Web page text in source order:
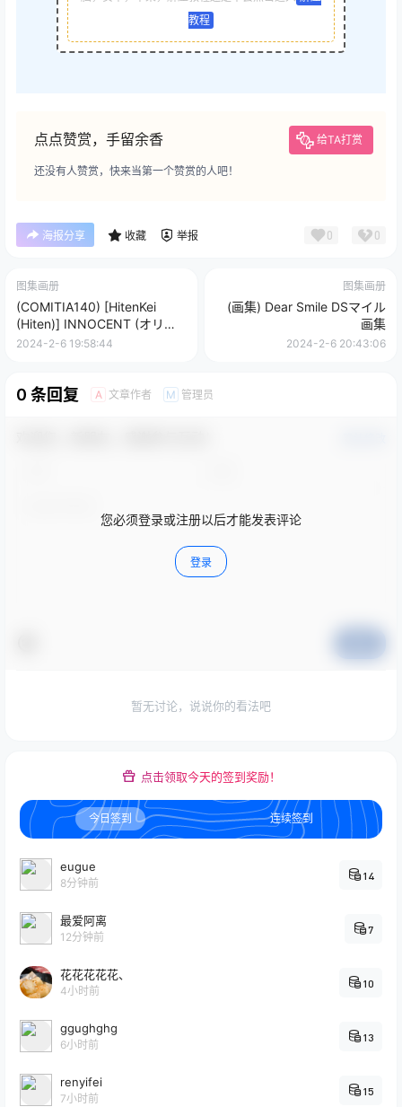
教程
点点赞赏，手留余香 给TA打赏
还没有人赞赏，快来当第一个赞赏的人吧！
海报分享 收藏 举报 0 0
图集画册
(COMITIA140) [HitenKei
(Hiten)] INNOCENT (オリジ
ナル)
2024-2-6 19:58:44
图集画册
(画集) Dear Smile DSマイル
画集
2024-2-6 20:43:06
0 条回复 A 文章作者 M 管理员
您必须登录或注册以后才能发表评论
登录
暂无讨论，说说你的看法吧
点击领取今天的签到奖励！
今日签到 连续签到
eugue
8分钟前
14
最爱阿离
12分钟前
7
花花花花花、
4小时前
10
ggughghg
6小时前
13
renyifei
7小时前
15